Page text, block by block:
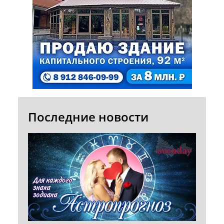
Последние новости